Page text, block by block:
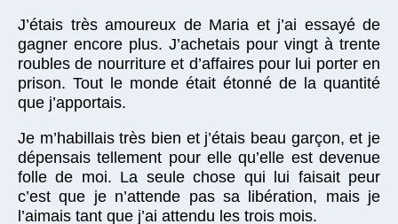
J’étais très amoureux de Maria et j’ai essayé de
gagner encore plus. J’achetais pour vingt à trente
roubles de nourriture et d’affaires pour lui porter en
prison. Tout le monde était étonné de la quantité
que j’apportais.
Je m’habillais très bien et j’étais beau garçon, et je
dépensais tellement pour elle qu’elle est devenue
folle de moi. La seule chose qui lui faisait peur
c’est que je n’attende pas sa libération, mais je
l’aimais tant que j’ai attendu les trois mois.